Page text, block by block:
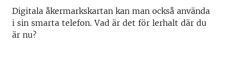
Digitala åkermarkskartan kan man också använda
i sin smarta telefon. Vad är det för lerhalt där du
är nu?